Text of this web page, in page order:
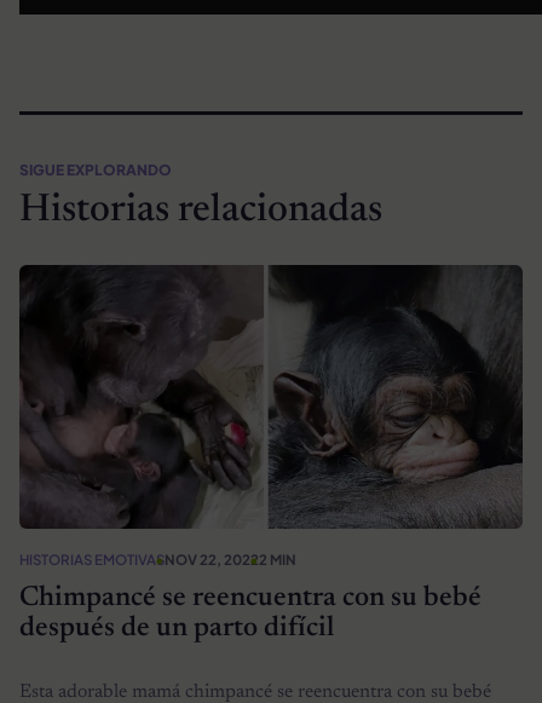
SIGUE EXPLORANDO
Historias relacionadas
HISTORIAS EMOTIVASNOV 22, 20222 MIN
Chimpancé se reencuentra con su bebé
después de un parto difícil
Esta adorable mamá chimpancé se reencuentra con su bebé